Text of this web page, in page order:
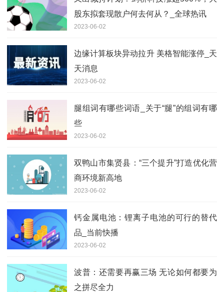
股东拟套现散户何去何从？_全球热讯
2023-06-02
边缘计算板块异动拉升 美格智能涨停_天
天消息
2023-06-02
腿组词有哪些词语_关于“腿”的组词有哪
些
2023-06-02
双鸭山市集贤县：“三个提升”打造优化营
商环境新高地
2023-06-02
钙金属电池：锂离子电池的可行的替代
品_当前快播
2023-06-02
波普：还需要再赢三场 无论如何都要为
之拼尽全力